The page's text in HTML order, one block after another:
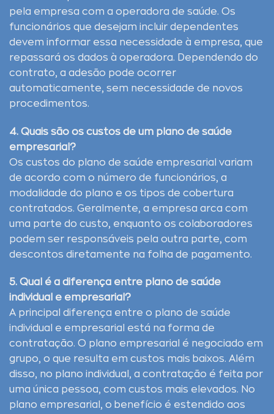
pela empresa com a operadora de saúde. Os
funcionários que desejam incluir dependentes
devem informar essa necessidade à empresa, que
repassará os dados à operadora. Dependendo do
contrato, a adesão pode ocorrer
automaticamente, sem necessidade de novos
procedimentos.
4. Quais são os custos de um plano de saúde
empresarial?
Os custos do plano de saúde empresarial variam
de acordo com o número de funcionários, a
modalidade do plano e os tipos de cobertura
contratados. Geralmente, a empresa arca com
uma parte do custo, enquanto os colaboradores
podem ser responsáveis pela outra parte, com
descontos diretamente na folha de pagamento.
5. Qual é a diferença entre plano de saúde
individual e empresarial?
A principal diferença entre o plano de saúde
individual e empresarial está na forma de
contratação. O plano empresarial é negociado em
grupo, o que resulta em custos mais baixos. Além
disso, no plano individual, a contratação é feita por
uma única pessoa, com custos mais elevados. No
plano empresarial, o benefício é estendido aos